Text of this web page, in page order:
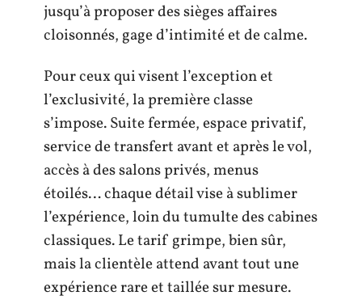
jusqu’à proposer des sièges affaires
cloisonnés, gage d’intimité et de calme.
Pour ceux qui visent l’exception et
l’exclusivité, la première classe
s’impose. Suite fermée, espace privatif,
service de transfert avant et après le vol,
accès à des salons privés, menus
étoilés… chaque détail vise à sublimer
l’expérience, loin du tumulte des cabines
classiques. Le tarif grimpe, bien sûr,
mais la clientèle attend avant tout une
expérience rare et taillée sur mesure.